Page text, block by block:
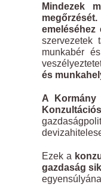
Mindezek
megőrzését.
emeléséhez
szervezetek
munkabér
és
A Kormány
Ezek a
gazdaság